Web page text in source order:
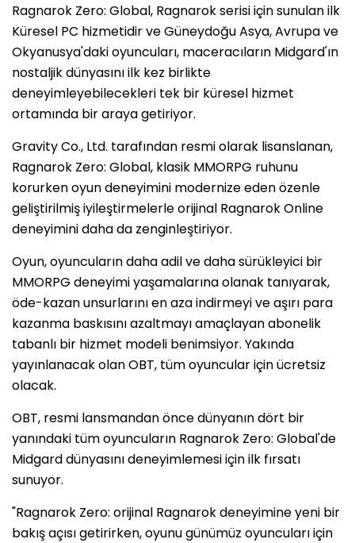
Ragnarok Zero: Global, Ragnarok serisi için sunulan ilk
Küresel PC hizmetidir ve Güneydoğu Asya, Avrupa ve
Okyanusya'daki oyuncuları, maceracıların Midgard'ın
nostaljik dünyasını ilk kez birlikte
deneyimleyebilecekleri tek bir küresel hizmet
ortamında bir araya getiriyor.
Gravity Co., Ltd. tarafından resmi olarak lisanslanan,
Ragnarok Zero: Global, klasik MMORPG ruhunu
korurken oyun deneyimini modernize eden özenle
geliştirilmiş iyileştirmelerle orijinal Ragnarok Online
deneyimini daha da zenginleştiriyor.
Oyun, oyuncuların daha adil ve daha sürükleyici bir
MMORPG deneyimi yaşamalarına olanak tanıyarak,
öde-kazan unsurlarını en aza indirmeyi ve aşırı para
kazanma baskısını azaltmayı amaçlayan abonelik
tabanlı bir hizmet modeli benimsiyor. Yakında
yayınlanacak olan OBT, tüm oyuncular için ücretsiz
olacak.
OBT, resmi lansmandan önce dünyanın dört bir
yanındaki tüm oyuncuların Ragnarok Zero: Global'de
Midgard dünyasını deneyimlemesi için ilk fırsatı
sunuyor.
"Ragnarok Zero: orijinal Ragnarok deneyimine yeni bir
bakış açısı getirirken, oyunu günümüz oyuncuları için